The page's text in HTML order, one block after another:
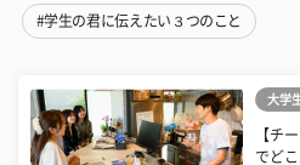
#学生の君に伝えたい３つのこと
大学
【チ
でど